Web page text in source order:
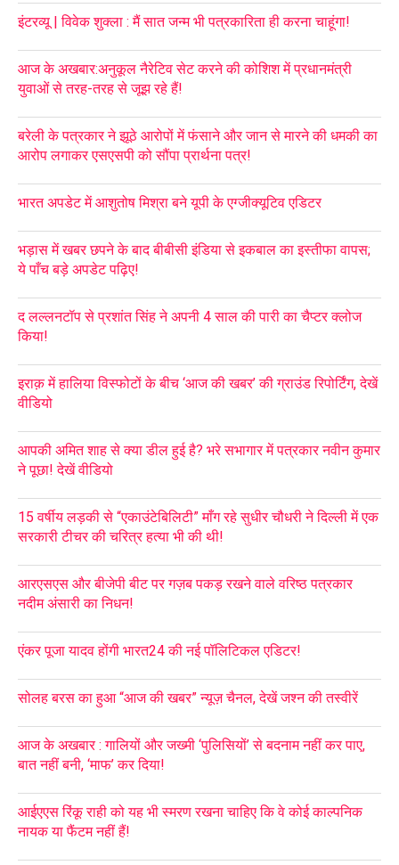
इंटरव्यू | विवेक शुक्ला : मैं सात जन्म भी पत्रकारिता ही करना चाहूंगा!
आज के अखबार:अनुकूल नैरेटिव सेट करने की कोशिश में प्रधानमंत्री
युवाओं से तरह-तरह से जूझ रहे हैं!
बरेली के पत्रकार ने झूठे आरोपों में फंसाने और जान से मारने की धमकी का
आरोप लगाकर एसएसपी को सौंपा प्रार्थना पत्र!
भारत अपडेट में आशुतोष मिश्रा बने यूपी के एग्जीक्यूटिव एडिटर
भड़ास में खबर छपने के बाद बीबीसी इंडिया से इकबाल का इस्तीफा वापस;
ये पाँच बड़े अपडेट पढ़िए!
द लल्लनटॉप से प्रशांत सिंह ने अपनी 4 साल की पारी का चैप्टर क्लोज
किया!
इराक़ में हालिया विस्फोटों के बीच ‘आज की खबर’ की ग्राउंड रिपोर्टिंग, देखें
वीडियो
आपकी अमित शाह से क्या डील हुई है? भरे सभागार में पत्रकार नवीन कुमार
ने पूछा! देखें वीडियो
15 वर्षीय लड़की से “एकाउंटेबिलिटी” माँग रहे सुधीर चौधरी ने दिल्ली में एक
सरकारी टीचर की चरित्र हत्या भी की थी!
आरएसएस और बीजेपी बीट पर गज़ब पकड़ रखने वाले वरिष्ठ पत्रकार
नदीम अंसारी का निधन!
एंकर पूजा यादव होंगी भारत24 की नई पॉलिटिकल एडिटर!
सोलह बरस का हुआ “आज की खबर” न्यूज़ चैनल, देखें जश्न की तस्वीरें
आज के अखबार : गालियों और जख्मी ‘पुलिसियों’ से बदनाम नहीं कर पाए,
बात नहीं बनी, ‘माफ’ कर दिया!
आईएएस रिंकू राही को यह भी स्मरण रखना चाहिए कि वे कोई काल्पनिक
नायक या फैंटम नहीं हैं!